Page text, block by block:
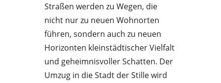
Straßen werden zu Wegen, die
nicht nur zu neuen Wohnorten
führen, sondern auch zu neuen
Horizonten kleinstädtischer Vielfalt
und geheimnisvoller Schatten. Der
Umzug in die Stadt der Stille wird